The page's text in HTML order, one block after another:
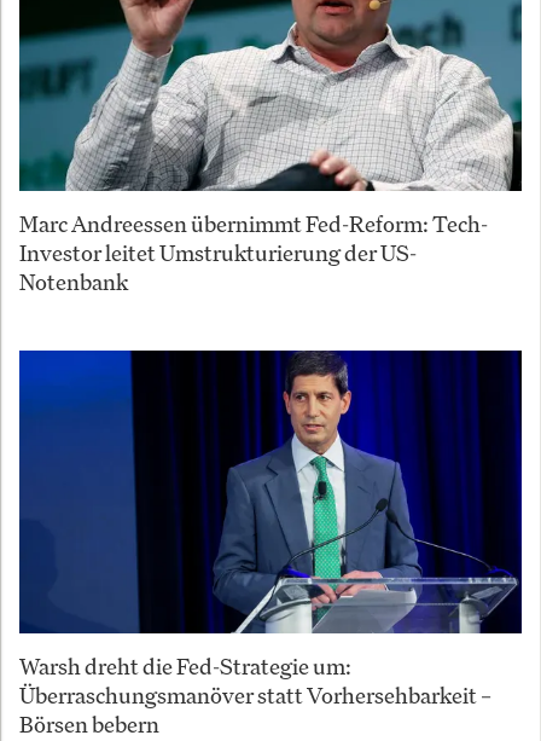
Marc Andreessen übernimmt Fed-Reform: Tech-
Investor leitet Umstrukturierung der US-
Notenbank
Warsh dreht die Fed-Strategie um:
Überraschungsmanöver statt Vorhersehbarkeit –
Börsen bebern